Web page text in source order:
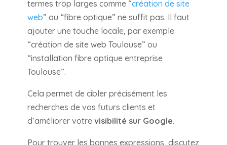
termes trop larges comme “création de site
web” ou “fibre optique” ne suffit pas. Il faut
ajouter une touche locale, par exemple
“création de site web Toulouse” ou
“installation fibre optique entreprise
Toulouse”.
Cela permet de cibler précisément les
recherches de vos futurs clients et
d’améliorer votre visibilité sur Google.
Pour trouver les bonnes expressions, discutez